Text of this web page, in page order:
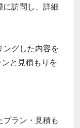
に訪問し、詳細
ングした内容を
と見積もりを
プラン・見積も